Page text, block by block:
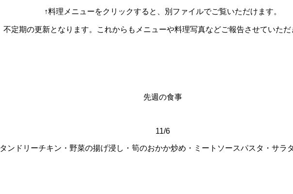
↑料理メニューをクリックすると、別ファイルでご覧いただけます。
不定期の更新となります。これからもメニューや料理写真などご報告させていただ
先週の食事
11/6
タンドリーチキン・野菜の揚げ浸し・筍のおかか炒め・ミートソースパスタ・サラ